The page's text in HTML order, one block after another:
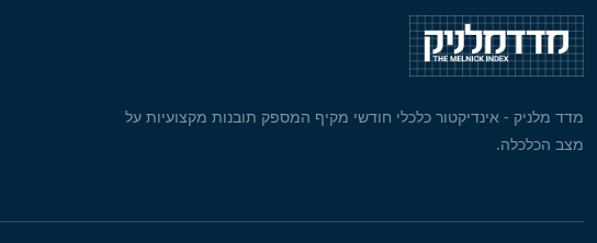
מדד מלניק - אינדיקטור כלכלי חודשי מקיף המספק תובנות מקצועיות על
מצב הכלכלה.